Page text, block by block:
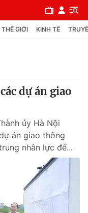
THẾ GIỚI KINH TẾ
dự án giao
ủy Hà Nội
án giao thông
nhân lực để...